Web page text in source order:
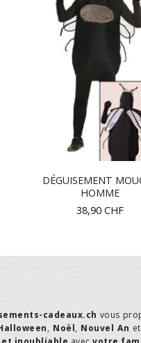
DÉGUISEMENT
HOMME
38,90 CHF
cadeaux.ch vous
, Noël, Nouvel An et